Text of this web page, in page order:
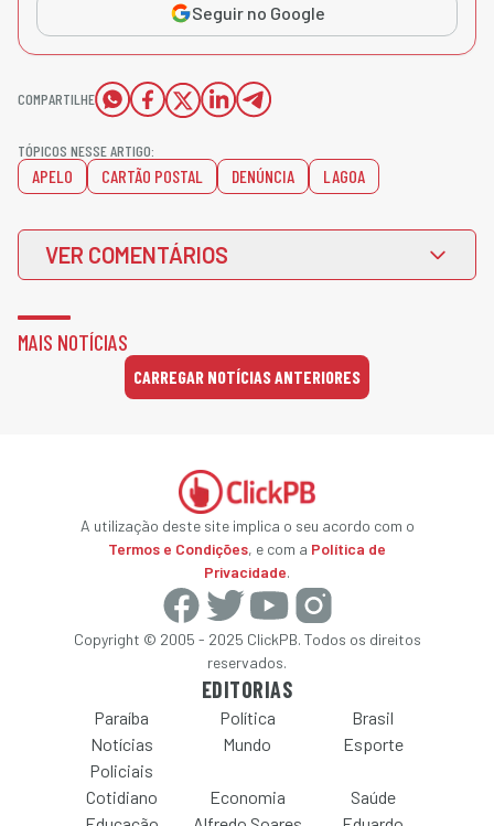
Seguir no Google
COMPARTILHE
TÓPICOS NESSE ARTIGO:
APELO CARTÃO POSTAL DENÚNCIA LAGOA
VER COMENTÁRIOS
MAIS NOTÍCIAS
CARREGAR NOTÍCIAS ANTERIORES
A utilização deste site implica o seu acordo com o
Termos e Condições, e com a Política de
Privacidade.
Copyright © 2005 - 2025 ClickPB. Todos os direitos
reservados.
EDITORIAS
Paraíba Política
Brasil
Notícias
Policiais
Mundo Esporte
Cotidiano Economia
Saúde